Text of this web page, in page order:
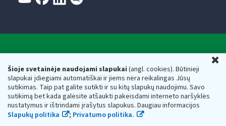
Šioje svetainėje naudojami slapukai(angl. cookies). Būtinieji
slapukai įdiegiami automatiškai ir jiems nėra reikalingas Jūsų
sutikimas. Taip pat galite sutikti ir su kitų slapukų naudojimu. Savo
sutikimą bet kada galėsite atšaukti pakeisdami interneto naršyklės
nustatymus ir ištrindami įrašytus slapukus. Daugiau informacijos
Slapukų politika
; Privatumo politika.
Respublikos finansų ministerijos
Biudžetinė įstaiga. Juridinio asmens kodas — 188659752,
adresas: Vasario 16-osios g. 14, 01107 Vilnius, Lietuva, el.paštas:
vmi@vmi.lt, E. pristatymo dėžutės adresas 188659752
Duomenys apie Valstybinę mokesčių inspekciją prie Lietuvos
Respublikos finansų ministerijos kaupiami ir saugomi Juridinių